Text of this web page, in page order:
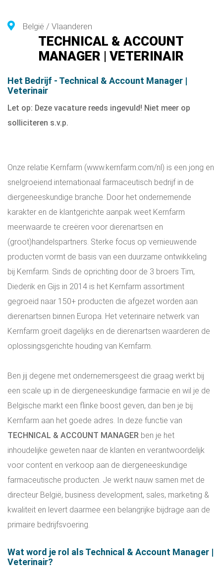
België / Vlaanderen
TECHNICAL & ACCOUNT
MANAGER | VETERINAIR
Het Bedrijf - Technical & Account Manager |
Veterinair
Let op: Deze vacature reeds ingevuld! Niet meer op
solliciteren s.v.p.
Onze relatie Kernfarm (www.kernfarm.com/nl) is een jong en
snelgroeiend internationaal farmaceutisch bedrijf in de
diergeneeskundige branche. Door het ondernemende
karakter en de klantgerichte aanpak weet Kernfarm
meerwaarde te creëren voor dierenartsen en
(groot)handelspartners. Sterke focus op vernieuwende
producten vormt de basis van een duurzame ontwikkeling
bij Kernfarm. Sinds de oprichting door de 3 broers Tim,
Diederik en Gijs in 2014 is het Kernfarm assortiment
gegroeid naar 150+ producten die afgezet worden aan
dierenartsen binnen Europa. Het veterinaire netwerk van
Kernfarm groeit dagelijks en de dierenartsen waarderen de
oplossingsgerichte houding van Kernfarm.
Ben jij degene met ondernemersgeest die graag werkt bij
een scale up in de diergeneeskundige farmacie en wil je de
Belgische markt een flinke boost geven, dan ben je bij
Kernfarm aan het goede adres. In deze functie van
TECHNICAL & ACCOUNT MANAGER ben je het
inhoudelijke geweten naar de klanten en verantwoordelijk
voor content en verkoop aan de diergeneeskundige
farmaceutische producten. Je werkt nauw samen met de
directeur België, business development, sales, marketing &
kwaliteit en levert daarmee een belangrijke bijdrage aan de
primaire bedrijfsvoering.
Wat word je rol als Technical & Account Manager |
Veterinair?